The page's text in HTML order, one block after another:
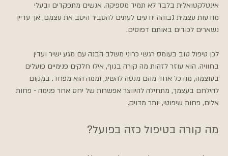
אינטלקטואלית בלבד לא תמיד מספיקה. אנשים מתפקדים ובעלי
מודעות עצמית גבוהה יודעים לעתים להסביר היטב את עצמם, אך עדיין
נשארים לכודים באותם דפוסים.
לכן טיפול טוב בעומס רגשי כרוני משלב הבנה עם מגע ישיר ועדין
בחוויה. הוא עוזר לזהות מה קורה בגוף, אילו חלקים פנימיים פועלים
בעוצמה, מה כל אחד מהם מנסה להשיג, וממה הוא מפחד. במקום
להילחם בעצמך, מתחילה להיווצר אפשרות של יחס אחר פנימה - פחות
אלים, פחות שיפוטי, יותר מדויק.
מה קורה בטיפול כזה בפועל?